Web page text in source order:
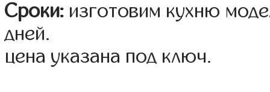
Сроки: изготовим кухню
дней.
цена указана под ключ.